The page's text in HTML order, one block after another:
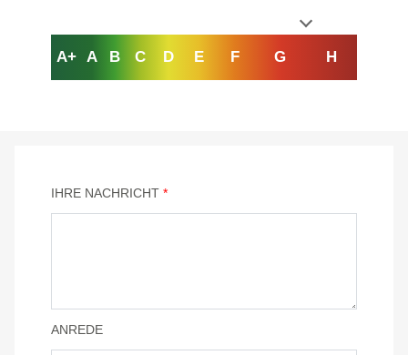
A+ A B C D E F G H
IHRE NACHRICHT *
ANREDE